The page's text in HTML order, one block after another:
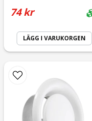
74 kr
LÄGG I VARUKORGEN